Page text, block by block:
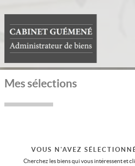
Mes sélections
VOUS N'AVEZ
Cherchez les biens qui vous intéressent et